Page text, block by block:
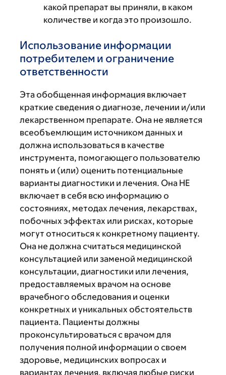
какой препарат вы приняли, в каком
количестве и когда это произошло.
Использование информации
потребителем и ограничение
ответственности
Эта обобщенная информация включает
краткие сведения о диагнозе, лечении и/или
лекарственном препарате. Она не является
всеобъемлющим источником данных и
должна использоваться в качестве
инструмента, помогающего пользователю
понять и (или) оценить потенциальные
варианты диагностики и лечения. Она НЕ
включает в себя всю информацию о
состояниях, методах лечения, лекарствах,
побочных эффектах или рисках, которые
могут относиться к конкретному пациенту.
Она не должна считаться медицинской
консультацией или заменой медицинской
консультации, диагностики или лечения,
предоставляемых врачом на основе
врачебного обследования и оценки
конкретных и уникальных обстоятельств
пациента. Пациенты должны
проконсультироваться с врачом для
получения полной информации о своем
здоровье, медицинских вопросах и
вариантах лечения, включая любые риски